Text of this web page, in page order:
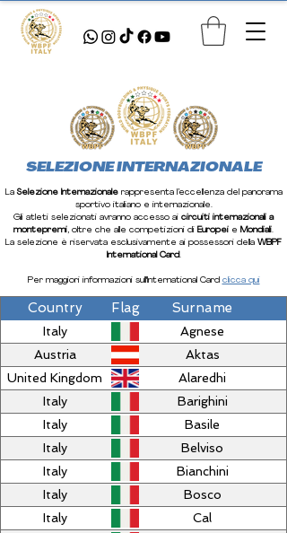
SELEZIONE INTERNAZIONALE
LaSelezione Internazionalerappresenta l’eccellenza del panorama
sportivo italiano e internazionale.
Gli atleti selezionati avranno accesso ai circuiti internazionali a
montepremi, oltre che alle competizioni di Europei e Mondiali.
La selezione è riservata esclusivamente ai possessori della WBPF
International Card.
Per maggiori informazioni sull'International Card clicca qui
Country Flag Surname
Italy
Agnese
Austria
Aktas
United Kingdom
Alaredhi
Italy
Barighini
Italy
Basile
Italy
Belviso
Italy
Bianchini
Italy
Bosco
Italy
Cal